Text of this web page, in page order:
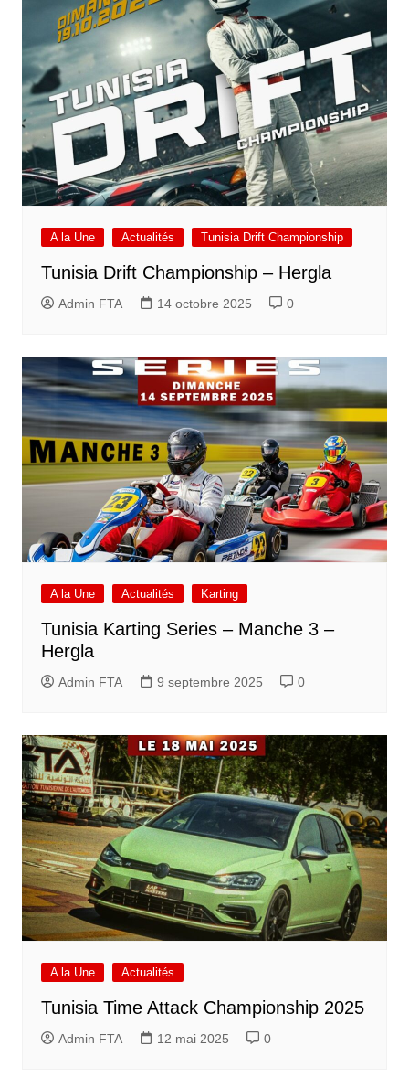
A la Une Actualités Tunisia Drift Championship
Tunisia Drift Championship – Hergla
Admin FTA 14 octobre 2025 0
A la Une Actualités Karting
Tunisia Karting Series – Manche 3 –
Hergla
Admin FTA 9 septembre 2025 0
A la Une Actualités
Tunisia Time Attack Championship 2025
Admin FTA 12 mai 2025 0